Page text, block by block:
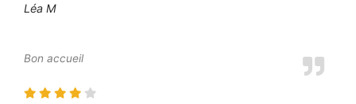
Léa M
Bon accueil